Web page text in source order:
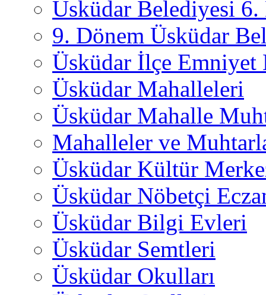
Üsküdar Belediyesi 6.
9. Dönem Üsküdar
Üsküdar İlçe
Üsküdar Mahalleleri
Üsküdar Mahalle
Mahalleler ve
Üsküdar Kültür
Üsküdar Nöbetçi
Üsküdar Bilgi Evleri
Üsküdar Semtleri
Üsküdar Okulları